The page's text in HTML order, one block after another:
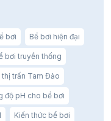
bơi Bể bơi hiện đại
bơi truyền thống
trấn Tam Đảo
độ pH cho bể bơi
Kiến thức bể bơi